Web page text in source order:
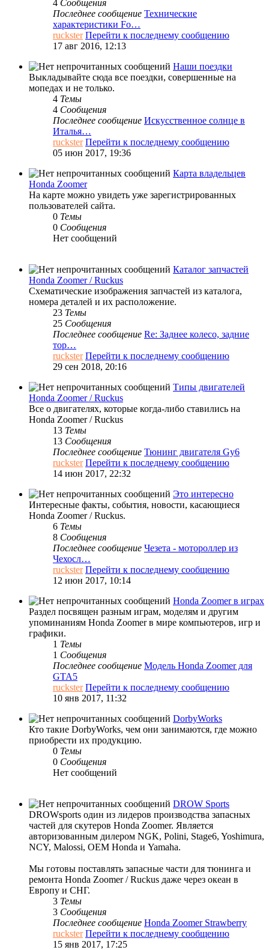
4 Сообщения
Последнее сообщение Технические
характеристики Fo…
ruckster Перейти к последнему сообщению
17 авг 2016, 12:13
Наши поездки
Выкладывайте сюда все поездки, совершенные на
мопедах и не только.
4 Темы
4 Сообщения
Последнее сообщение Искусственное солнце в
Италья…
ruckster Перейти к последнему сообщению
05 июн 2017, 19:36
Карта владельцев
Honda Zoomer
На карте можно увидеть уже зарегистрированных
пользователей сайта.
0 Темы
0 Сообщения
Нет сообщений
Каталог запчастей
Honda Zoomer / Ruckus
Схематические изображения запчастей из каталога,
номера деталей и их расположение.
23 Темы
25 Сообщения
Последнее сообщение Re: Заднее колесо, задние
тор…
ruckster Перейти к последнему сообщению
29 сен 2018, 20:16
Типы двигателей
Honda Zoomer / Ruckus
Все о двигателях, которые когда-либо ставились на
Honda Zoomer / Ruckus
13 Темы
13 Сообщения
Последнее сообщение Тюнинг двигателя Gy6
ruckster Перейти к последнему сообщению
14 июн 2017, 22:32
Это интересно
Интересные факты, события, новости, касающиеся
Honda Zoomer / Ruckus.
6 Темы
8 Сообщения
Последнее сообщение Чезета - мотороллер из
Чехосл…
ruckster Перейти к последнему сообщению
12 июн 2017, 10:14
Honda Zoomer в играх
Раздел посвящен разным играм, моделям и другим
упоминаниям Honda Zoomer в мире компьютеров, игр и
графики.
1 Темы
1 Сообщения
Последнее сообщение Модель Honda Zoomer для
GTA5
ruckster Перейти к последнему сообщению
10 янв 2017, 11:32
DorbyWorks
Кто такие DorbyWorks, чем они занимаются, где можно
приобрести их продукцию.
0 Темы
0 Сообщения
Нет сообщений
DROW Sports
DROWsports один из лидеров производства запасных
частей для скутеров Honda Zoomer. Является
авторизованным дилером NGK, Polini, Stage6, Yoshimura,
NCY, Malossi, OEM Honda и Yamaha.
Мы готовы поставлять запасные части для тюнинга и
ремонта Honda Zoomer / Ruckus даже через океан в
Европу и СНГ.
3 Темы
3 Сообщения
Последнее сообщение Honda Zoomer Strawberry
ruckster Перейти к последнему сообщению
15 янв 2017, 17:25